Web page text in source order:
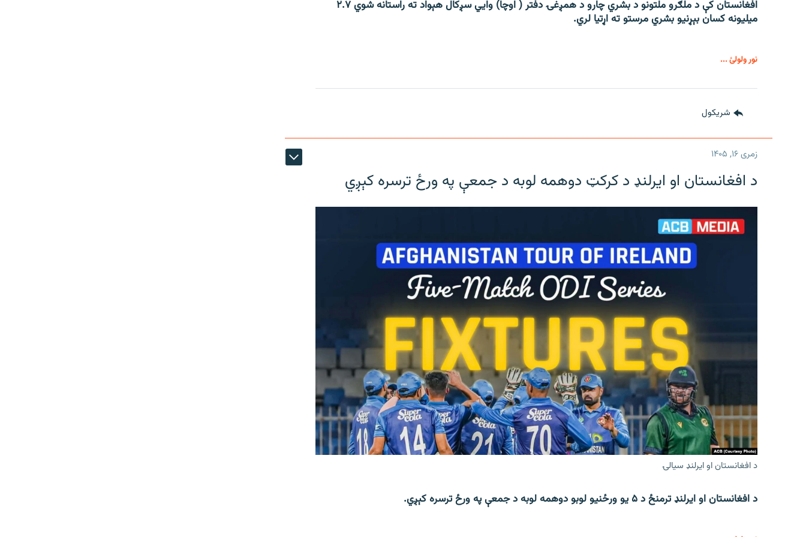
افغانستان کې د ملګرو ملتونو د بشري چارو د همږغۍ دفتر ( اوچا) وايي سږکال هېواد ته راستانه شوي ۲.۷
میلیونه کسان بېړنیو بشري مرستو ته اړتیا لري.
نور ولولئ ...
شريکول
زمری ۱۶, ۱۴۰۵
د افغانستان او ایرلنډ د کرکټ دوهمه لوبه د جمعې په ورځ ترسره کېږي
د افغانستان او ایرلنډ سیالۍ
د افغانستان او ایرلنډ ترمنځ د ۵ یو ورځنیو لوبو دوهمه لوبه د جمعې په ورځ ترسره کېږي.